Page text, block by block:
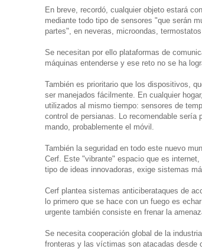
En breve, recordó, cualquier objeto estará
mediante todo tipo de sensores "que serán
partes", en neveras, microondas, termostatos
Se necesitan por ello plataformas de
máquinas entenderse y ese reto no se ha
También es prioritario que los dispositivos,
ser manejados fácilmente. En cualquier
utilizados al mismo tiempo: sensores de
control de persianas. Lo recomendable sería
mando, probablemente el móvil.
También la seguridad en todo este nuevo
Cerf. Este "vibrante" espacio que es
tipo de ideas innovadoras, exige sistemas
Cerf plantea sistemas anticiberataques de
lo primero que se hace con un fuego es
urgente también consiste en frenar la
Se necesita cooperación global de la
fronteras y las víctimas son atacadas desde